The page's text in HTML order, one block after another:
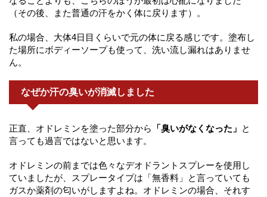
（その後、また普通の汗をかく体に戻ります）。
私の場合、大体4日目くらいで元の体に戻る感じです。塗布し
た場所にボディーソープも使って、洗い流し漏れはありませ
ん。
なぜか汗の臭いが消滅しました
正直、オドレミンを塗った部分から 「臭いがなくなった」 と
言っても過言ではないと思います。
オドレミンの前までは色々なデオドラントスプレーを使用し
ていましたが、スプレータイプは「無香料」と言っていても
ガスか薬剤の匂いがしますよね。オドレミンの場合、それす